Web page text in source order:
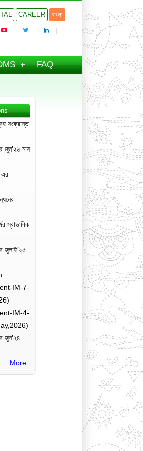
CAREER বাংলা
FAQ
সংক্রান্ত
জুন’২৬ মাস
এর
স্বাভাবিক
জুলাই’২৫
IM-7-
IM-4-
জুন’২৪
More..